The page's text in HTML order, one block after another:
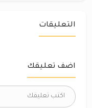
التعليقات
اضف تعليقك